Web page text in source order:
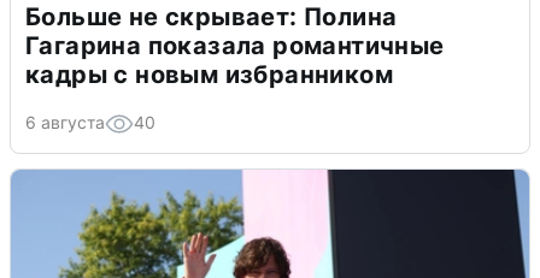
Больше не скрывает: Полина
Гагарина показала романтичные
кадры с новым избранником
6 августа 40